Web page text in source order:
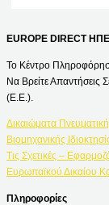
EUROPE DIRECT
Το Κέντρο
Να Βρείτε
(Ε.Ε.).
Δικαιώματα
Βιομηχανικής
Τις Σχετικές –
Ευρωπαϊκού Δικαίου
Πληροφορίες